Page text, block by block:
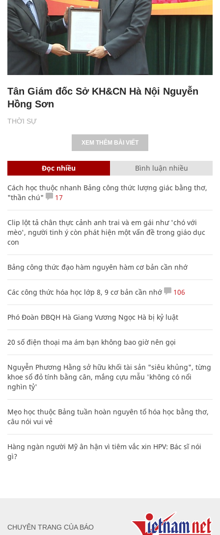
THỜI SỰ
Tân Giám đốc Sở KH&CN Hà Nội Nguyễn
Hồng Sơn
XEM THÊM BÀI VIẾT
Đọc nhiều Bình luận nhiều
Cách học thuộc nhanh Bảng công thức lượng giác bằng thơ,
"thần chú"
17
Clip lột tả chân thực cảnh anh trai và em gái như 'chó với
mèo', người tinh ý còn phát hiện một vấn đề trong giáo dục
con
Bảng công thức đạo hàm nguyên hàm cơ bản cần nhớ
Các công thức hóa học lớp 8, 9 cơ bản cần nhớ 106
Phó Đoàn ĐBQH Hà Giang Vương Ngọc Hà bị kỷ luật
20 số điện thoại ma ám bạn không bao giờ nên gọi
Nguyễn Phương Hằng sở hữu khối tài sản "siêu khủng", từng
khoe sổ đỏ tính bằng cân, mắng cựu mẫu 'không có nổi
nghìn tỷ'
Mẹo học thuộc Bảng tuần hoàn nguyên tố hóa học bằng thơ,
câu nói vui vẻ
Hàng ngàn người Mỹ ân hận vì tiêm vắc xin HPV: Bác sĩ nói
gì?
CHUYÊN TRANG CỦA BÁO